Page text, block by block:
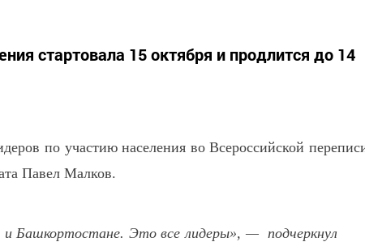
стартовала 15 октября и продлится до 14
по участию населения во Всероссийской
Павел Малков.
Башкортостане. Это все лидеры», — подчеркнул